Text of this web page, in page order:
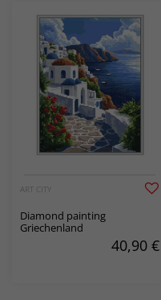
ART CITY
Diamond painting
Griechenland
40,90 €